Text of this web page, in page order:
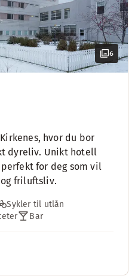
6
hvor du bor
dyreliv. Unikt hotell
for deg som vil
friluftsliv.
Sykler til utlån
Bar